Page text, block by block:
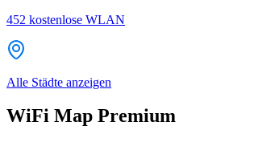
452 kostenlose WLAN
Alle Städte anzeigen
WiFi Map Premium